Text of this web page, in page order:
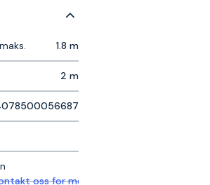
1.8 m
2 m
oss for mer informasjon